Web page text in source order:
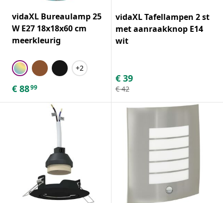
vidaXL Bureaulamp 25
W E27 18x18x60 cm
meerkleurig
+2
€ 8899
vidaXL Tafellampen 2 st
met aanraakknop E14
wit
€ 39
€ 42